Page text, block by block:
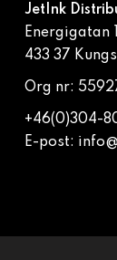
JetInk
Energigatan
433 37
Org nr:
+46(0)304-
E-post: